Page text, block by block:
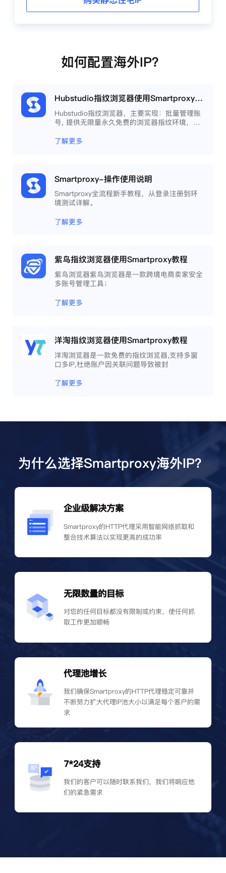
如何配置海外IP？
Hubstudio指纹浏览器使用Smartproxy教程
Hubstudio指纹浏览器，主要实现：批量管理账
号, 提供无限量永久免费的浏览器指纹环境，并
工作效率 。
了解更多
Smartproxy-操作使用说明
Smartproxy全流程新手教程，从登录注册到环
境测试详解。
了解更多
紫鸟指纹浏览器使用Smartproxy教程
紫鸟浏览器紫鸟浏览器是一款跨境电商卖家安全
多账号管理工具；
了解更多
洋淘指纹浏览器使用Smartproxy教程
洋淘浏览器是一款免费的指纹浏览器,支持多窗
口多IP,杜绝账户因关联问题导致被封
了解更多
为什么选择Smartproxy海外IP？
企业级解决方案
Smartproxy的HTTP代理采用智能网络抓取和
整合技术算法以实现更高的成功率
无限数量的目标
对您的任何目标都没有限制或约束，使任何抓
取工作更加顺畅
代理池增长
我们确保Smartproxy的HTTP代理稳定可靠并
不断努力扩大代理IP池大小以满足每个客户的需
求
7*24支持
我们的客户可以随时联系我们，我们将响应他
们的紧急需求